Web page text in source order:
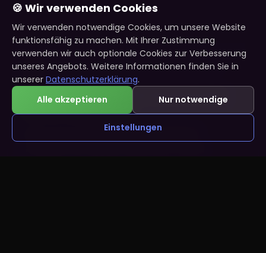
💕Dating
Warum ist christliche Partnersuche
oft so frustrierend?
Mich nervt einfach der hohe zeitliche
🍪 Wir verwenden Cookies
Wir verwenden notwendige Cookies, um unsere Website
funktionsfähig zu machen. Mit Ihrer Zustimmung
verwenden wir auch optionale Cookies zur Verbesserung
unseres Angebots. Weitere Informationen finden Sie in
unserer Datenschutzerklärung.
Alle akzeptieren
Nur notwendige
Einstellungen